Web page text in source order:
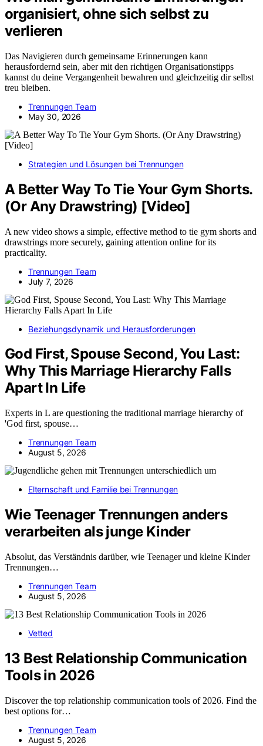
organisiert, ohne sich selbst zu
verlieren
Das Navigieren durch gemeinsame Erinnerungen kann
herausfordernd sein, aber mit den richtigen Organisationstipps
kannst du deine Vergangenheit bewahren und gleichzeitig dir selbst
treu bleiben.
Trennungen Team
May 30, 2026
Strategien und Lösungen bei Trennungen
A Better Way To Tie Your Gym Shorts.
(Or Any Drawstring) [Video]
A new video shows a simple, effective method to tie gym shorts and
drawstrings more securely, gaining attention online for its
practicality.
Trennungen Team
July 7, 2026
Beziehungsdynamik und Herausforderungen
God First, Spouse Second, You Last:
Why This Marriage Hierarchy Falls
Apart In Life
Experts in L are questioning the traditional marriage hierarchy of
'God first, spouse…
Trennungen Team
August 5, 2026
Elternschaft und Familie bei Trennungen
Wie Teenager Trennungen anders
verarbeiten als junge Kinder
Absolut, das Verständnis darüber, wie Teenager und kleine Kinder
Trennungen…
Trennungen Team
August 5, 2026
Vetted
13 Best Relationship Communication
Tools in 2026
Discover the top relationship communication tools of 2026. Find the
best options for…
Trennungen Team
August 5, 2026